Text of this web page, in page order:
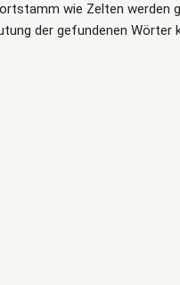
wie Zelten werden
der gefundenen Wörter